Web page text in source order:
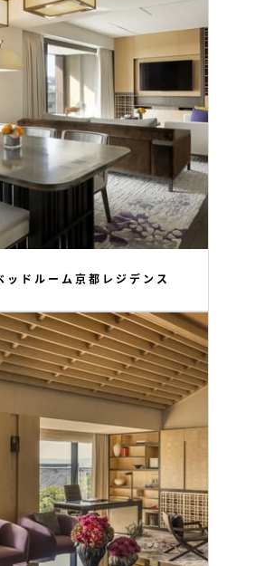
ッドルーム京都レジデンス